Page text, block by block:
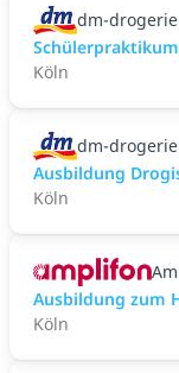
dm-drogerie
Köln
dm-drogerie
Ausbildung
Köln
Ausbildung zum
Köln